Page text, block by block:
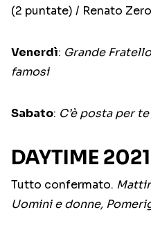
(2 puntate) / Renato
Venerdì: Grande
famosi
Sabato: C’è posta per
DAYTIME
Tutto confermato.
Uomini e donne,